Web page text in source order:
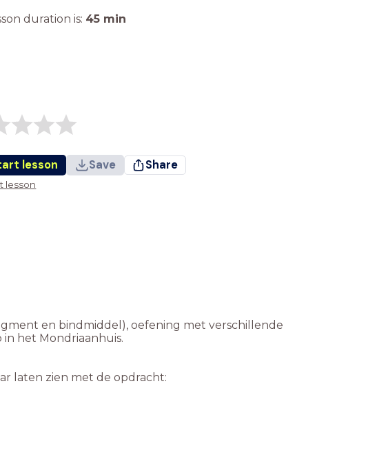
duration is: 45 min
lesson Save Share
lesson
en bindmiddel), oefening met verschillende
het Mondriaanhuis.
laten zien met de opdracht: